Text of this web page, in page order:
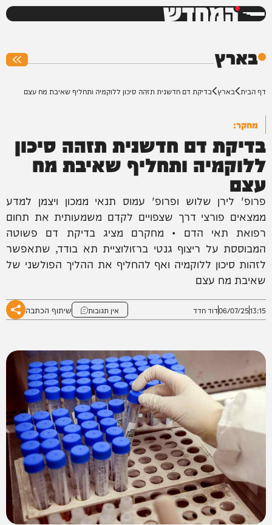
המחדש
בארץ
דף הבית בארץ בדיקת דם חדשנית תזהה סיכון ללוקמיה ותחליף שאיבת מח עצם
מחקר:
בדיקת דם חדשנית תזהה סיכון
ללוקמיה ותחליף שאיבת מח
עצם
פרופ' לירן שלוש ופרופ' עמוס תנאי ממכון ויצמן למדע
ממצאים פורצי דרך שצפויים לקדם משמעותית את תחום
רפואת תאי הדם • מחקרם מציג בדיקת דם פשוטה
המבוססת על ריצוף גנטי ברזולוציית תא בודד, שתאפשר
לזהות סיכון ללוקמיה ואף להחליף את ההליך הפולשני של
שאיבת מח עצם
13:15
06/07/25דוד חדד אין תגובות שיתוף הכתבה